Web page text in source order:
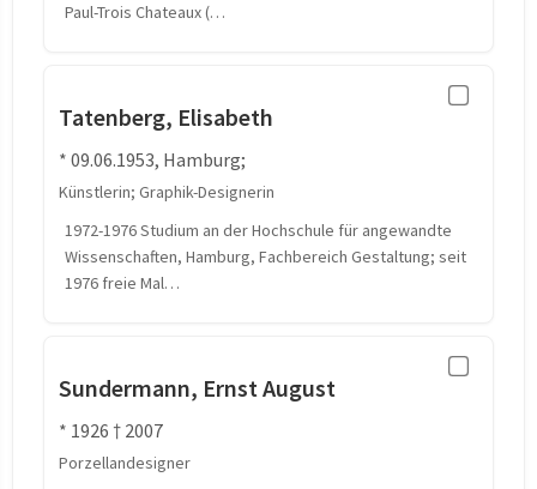
Paul-Trois Chateaux (…
Tatenberg, Elisabeth
* 09.06.1953, Hamburg;
Künstlerin; Graphik-Designerin
1972-1976 Studium an der Hochschule für angewandte
Wissenschaften, Hamburg, Fachbereich Gestaltung; seit
1976 freie Mal…
Sundermann, Ernst August
* 1926 † 2007
Porzellandesigner